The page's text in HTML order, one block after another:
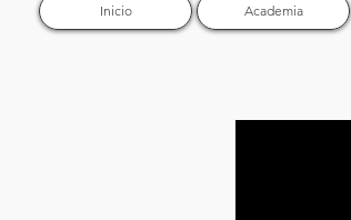
Inicio Academia